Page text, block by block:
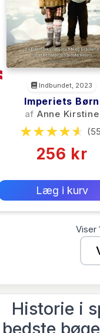
Indbundet, 2023
Imperiets Børn
af Anne Kirstine
Hermann
256 kr
Læg i kurv
Viser
Historie i
bedste